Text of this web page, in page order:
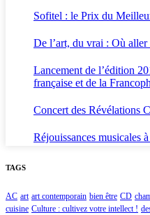
Sofitel : le Prix du
De l’art, du vrai : Où aller
Lancement de l’édition
française et de la
Concert des Révélations
Réjouissances musicales
TAGS
AC art art contemporain bien être CD
cuisine Culture : cultivez votre intellect !